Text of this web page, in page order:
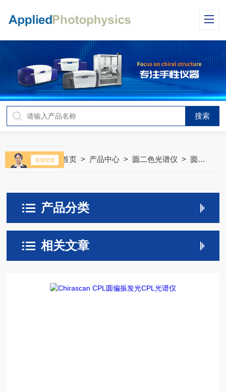
当前位置： 首页 > 产品中心 > 圆二色光谱仪 > 圆偏振发光CPL光谱仪
产品分类
相关文章